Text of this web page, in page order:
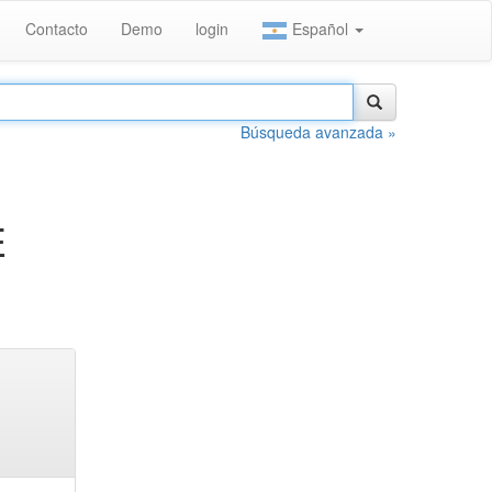
Contacto Demo login Español
Búsqueda avanzada »